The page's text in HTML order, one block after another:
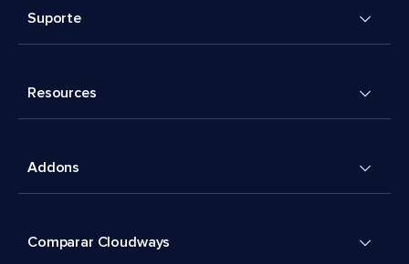
Suporte
Resources
Addons
Comparar Cloudways